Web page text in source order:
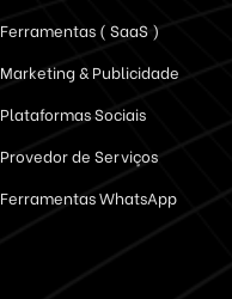
Ferramentas ( SaaS )
Marketing & Publicidade
Plataformas Sociais
Provedor de Serviços
Ferramentas WhatsApp